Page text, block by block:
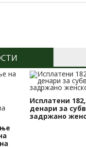
Исплатени
денари за
задржано